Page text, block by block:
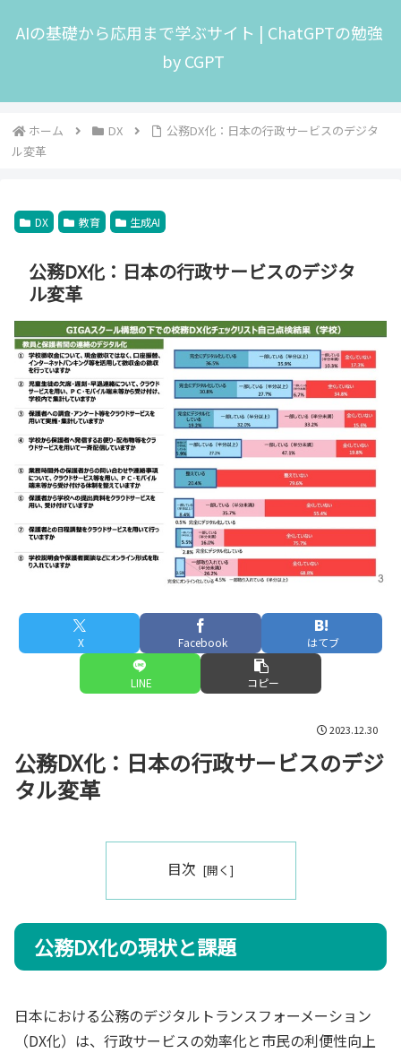
AIの基礎から応用まで学ぶサイト | ChatGPTの勉強
by CGPT
ホーム DX
公務DX化：日本の行政サービスのデジタ
ル変革
DX 教育 生成AI
公務DX化：日本の行政サービスのデジタ
ル変革
X Facebook はてブ
LINE コピー
2023.12.30
公務DX化：日本の行政サービスのデジ
タル変革
目次
公務DX化の現状と課題
日本における公務のデジタルトランスフォーメーション
（DX化）は、行政サービスの効率化と市民の利便性向上